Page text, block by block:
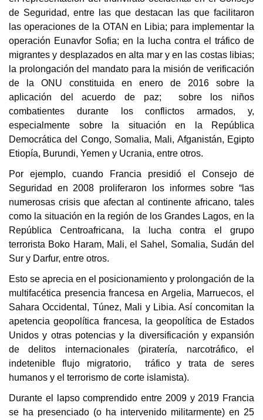
de Seguridad, entre las que destacan las que facilitaron
las operaciones de la OTAN en Libia; para implementar la
operación Eunavfor Sofia; en la lucha contra el tráfico de
migrantes y desplazados en alta mar y en las costas libias;
la prolongación del mandato para la misión de verificación
de la ONU constituida en enero de 2016 sobre la
aplicación del acuerdo de paz; sobre los niños
combatientes durante los conflictos armados, y,
especialmente sobre la situación en la República
Democrática del Congo, Somalia, Mali, Afganistán, Egipto
Etiopía, Burundi, Yemen y Ucrania, entre otros.
Por ejemplo, cuando Francia presidió el Consejo de
Seguridad en 2008 proliferaron los informes sobre “las
numerosas crisis que afectan al continente africano, tales
como la situación en la región de los Grandes Lagos, en la
República Centroafricana, la lucha contra el grupo
terrorista Boko Haram, Mali, el Sahel, Somalia, Sudán del
Sur y Darfur, entre otros.
Esto se aprecia en el posicionamiento y prolongación de la
multifacética presencia francesa en Argelia, Marruecos, el
Sahara Occidental, Túnez, Mali y Libia. Así concomitan la
apetencia geopolítica francesa, la geopolítica de Estados
Unidos y otras potencias y la diversificación y expansión
de delitos internacionales (piratería, narcotráfico, el
indetenible flujo migratorio, tráfico y trata de seres
humanos y el terrorismo de corte islamista).
Durante el lapso comprendido entre 2009 y 2019 Francia
se ha presenciado (o ha intervenido militarmente) en 25